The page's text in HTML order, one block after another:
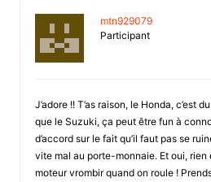
mtn929079
Participant
J’adore !! T’as raison, le Honda, c’est
que le Suzuki, ça peut être fun à
d’accord sur le fait qu’il faut pas se
vite mal au porte-monnaie. Et oui, rien
moteur vrombir quand on roule !